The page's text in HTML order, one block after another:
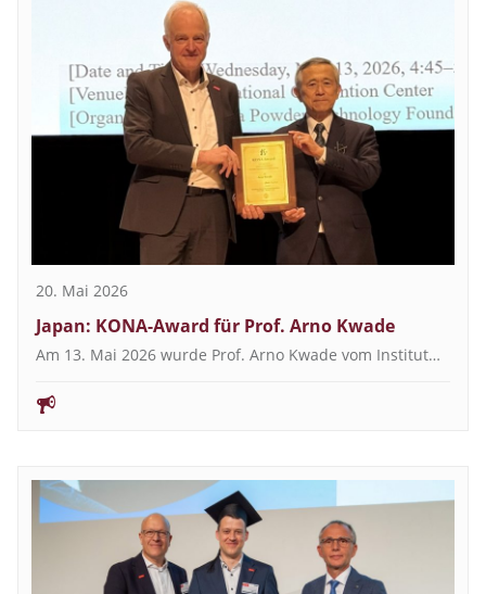
20. Mai 2026
Japan: KONA-Award für Prof. Arno Kwade
Am 13. Mai 2026 wurde Prof. Arno Kwade vom Institut…